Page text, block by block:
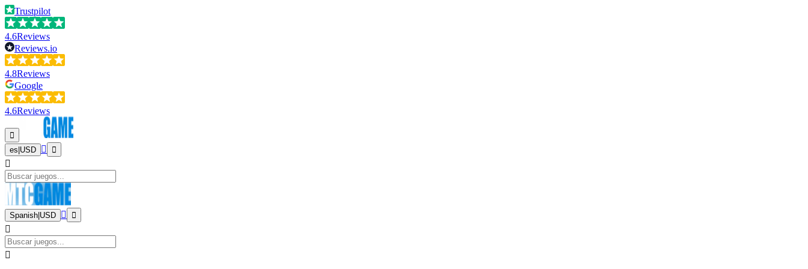
Trustpilot
4.6Reviews
Reviews.io
4.8Reviews
Google
4.6Reviews
es USD
Spanish USD